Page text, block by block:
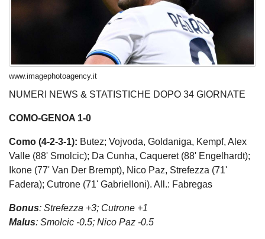
www.imagephotoagency.it
NUMERI NEWS & STATISTICHE DOPO 34 GIORNATE
COMO-GENOA 1-0
Como (4-2-3-1): Butez; Vojvoda, Goldaniga, Kempf, Alex
Valle (88' Smolcic); Da Cunha, Caqueret (88' Engelhardt);
Ikone (77' Van Der Brempt), Nico Paz, Strefezza (71'
Fadera); Cutrone (71' Gabrielloni). All.: Fabregas
Bonus: Strefezza +3; Cutrone +1
Malus: Smolcic -0.5; Nico Paz -0.5